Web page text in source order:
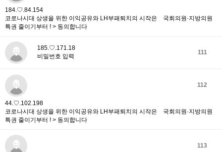
184.♡.84.154
코로나시대 상생을 위한 이익공유와 LH부패퇴치의 시작은 국회의원·지방의원
특권 줄이기부터 ! > 동의합니다
111
185.♡.171.18
비밀번호 입력
112
44.♡.102.198
코로나시대 상생을 위한 이익공유와 LH부패퇴치의 시작은 국회의원·지방의원
특권 줄이기부터 ! > 동의합니다
113